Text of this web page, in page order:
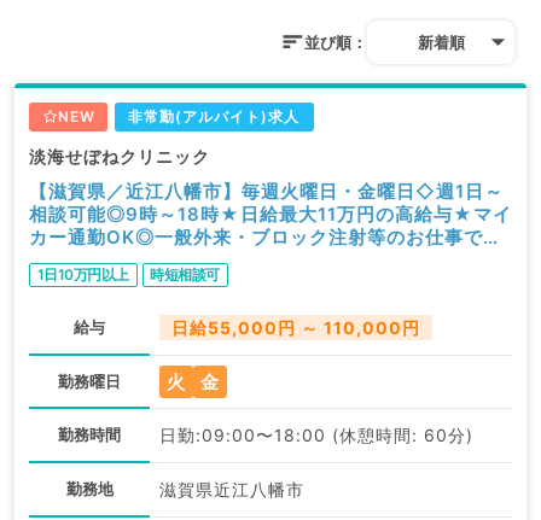
並び順： 新着順
NEW 非常勤(アルバイト)求人
淡海せぼねクリニック
【滋賀県／近江八幡市】毎週火曜日・金曜日◇週1日～
相談可能◎9時～18時★日給最大11万円の高給与★マイ
カー通勤OK◎一般外来・ブロック注射等のお仕事です
（整形外科／非常勤）
1日10万円以上 時短相談可
給与 日給55,000円 ～ 110,000円
勤務曜日 火 金
勤務時間 日勤:09:00〜18:00 (休憩時間: 60分)
勤務地 滋賀県近江八幡市